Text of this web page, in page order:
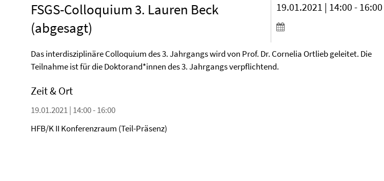
FSGS-Colloquium 3. Lauren Beck
(abgesagt)
19.01.2021 | 14:00 - 16:00
Das interdisziplinäre Colloquium des 3. Jahrgangs wird von Prof. Dr. Cornelia Ortlieb geleitet. Die
Teilnahme ist für die Doktorand*innen des 3. Jahrgangs verpflichtend.
Zeit & Ort
19.01.2021 | 14:00 - 16:00
HFB/K II Konferenzraum (Teil-Präsenz)